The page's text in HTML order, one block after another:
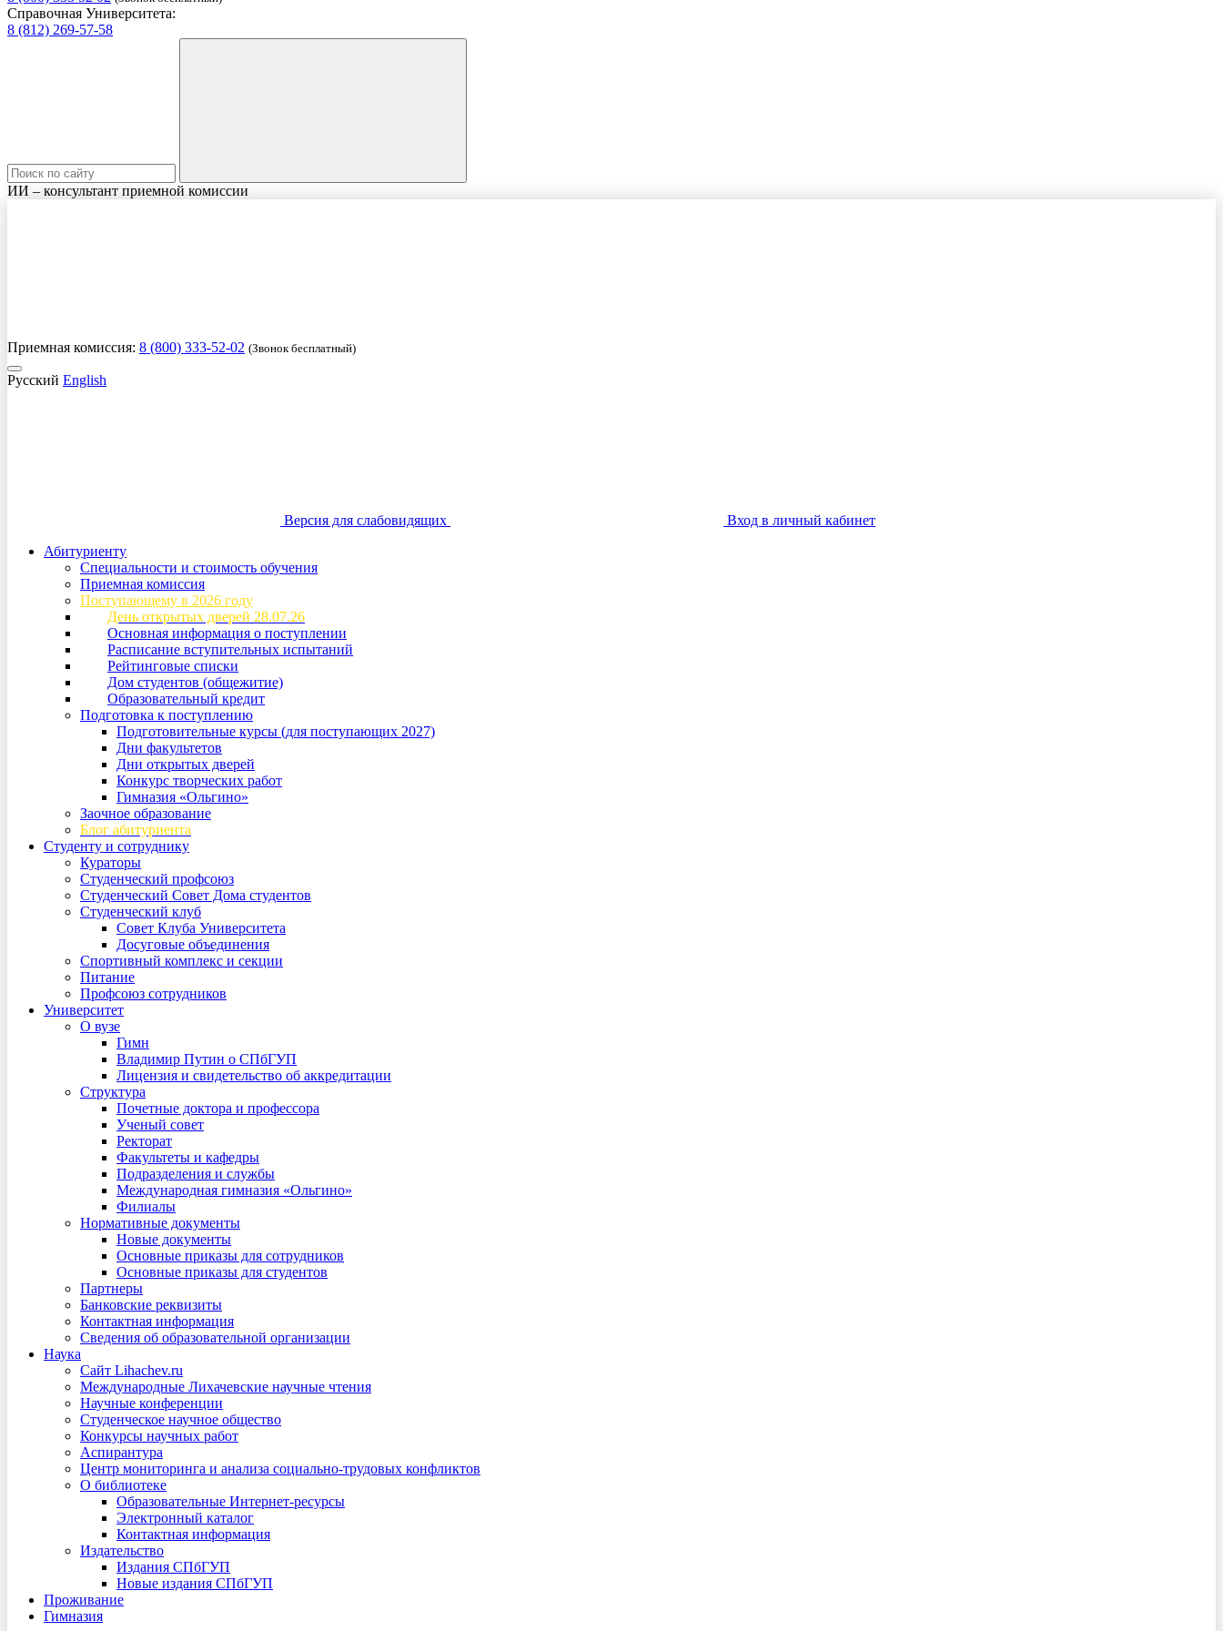
Справочная Университета:
8 (812) 269-57-58
ИИ – консультант приемной комиссии
Приемная комиссия: 8 (800) 333-52-02 (Звонок бесплатный)
Русский English
Версия для слабовидящих
Вход в личный кабинет
Абитуриенту
Специальности и стоимость обучения
Приемная комиссия
Поступающему в 2026 году
День открытых дверей 28.07.26
Основная информация о поступлении
Расписание вступительных испытаний
Рейтинговые списки
Дом студентов (общежитие)
Образовательный кредит
Подготовка к поступлению
Подготовительные курсы (для поступающих 2027)
Дни факультетов
Дни открытых дверей
Конкурс творческих работ
Гимназия «Ольгино»
Заочное образование
Блог абитуриента
Студенту и сотруднику
Кураторы
Студенческий профсоюз
Студенческий Совет Дома студентов
Студенческий клуб
Совет Клуба Университета
Досуговые объединения
Спортивный комплекс и секции
Питание
Профсоюз сотрудников
Университет
О вузе
Гимн
Владимир Путин о СПбГУП
Лицензия и свидетельство об аккредитации
Структура
Почетные доктора и профессора
Ученый совет
Ректорат
Факультеты и кафедры
Подразделения и службы
Международная гимназия «Ольгино»
Филиалы
Нормативные документы
Новые документы
Основные приказы для сотрудников
Основные приказы для студентов
Партнеры
Банковские реквизиты
Контактная информация
Сведения об образовательной организации
Наука
Сайт Lihachev.ru
Международные Лихачевские научные чтения
Научные конференции
Студенческое научное общество
Конкурсы научных работ
Аспирантура
Центр мониторинга и анализа социально-трудовых конфликтов
О библиотеке
Образовательные Интернет-ресурсы
Электронный каталог
Контактная информация
Издательство
Издания СПбГУП
Новые издания СПбГУП
Проживание
Гимназия